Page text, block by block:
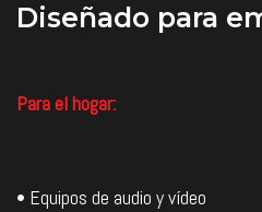
Diseñado para
Para el hogar:
• Equipos de audio y vídeo